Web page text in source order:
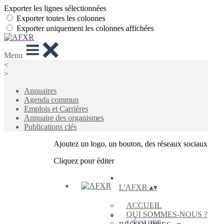
Exporter les lignes sélectionnées
Exporter toutes les colonnes
Exporter uniquement les colonnes affichées
Menu
<
>
Annuaires
Agenda commun
Emplois et Carrières
Annuaire des organismes
Publications clés
Ajoutez un logo, un bouton, des réseaux sociaux
Cliquez pour éditer
L'AFXR ▴▾
ACCUEIL
QUI SOMMES-NOUS ?